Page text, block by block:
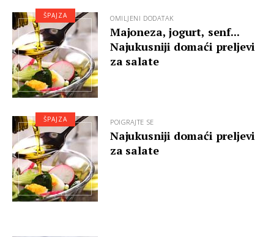
OMILJENI DODATAK
Majoneza, jogurt, senf...
Najukusniji domaći preljevi
za salate
ŠPAJZA
POIGRAJTE SE
Najukusniji domaći preljevi
za salate
ŠPAJZA